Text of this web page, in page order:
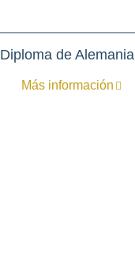
Diploma de Alemania
Más información